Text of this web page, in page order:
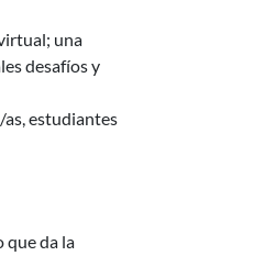
una
desafíos y
estudiantes
que da la